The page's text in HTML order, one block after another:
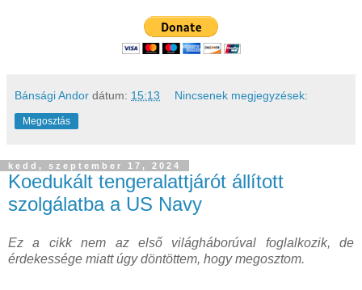
Bánsági Andor dátum: 15:13 Nincsenek megjegyzések:
Megosztás
kedd, szeptember 17, 2024
Koedukált tengeralattjárót állított
szolgálatba a US Navy
Ez a cikk nem az első világháborúval foglalkozik, de
érdekessége miatt úgy döntöttem, hogy megosztom.